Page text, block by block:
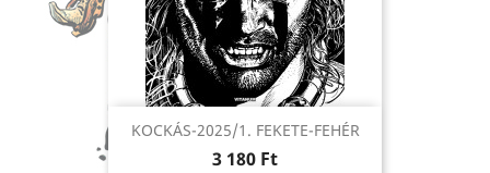
KOCKÁS-2025/1. FEKETE-FEHÉR
Ár
3 180 Ft